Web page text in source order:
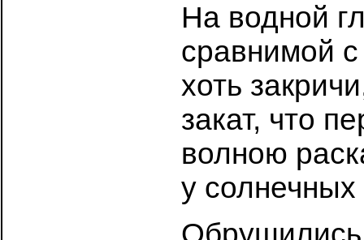
На водной
сравнимой
хоть
закат, что
волною
у